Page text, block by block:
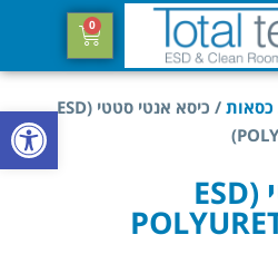
פתח
0
כסאות
/ כיסא אנטי סטטי (ESD
כיסא אנטי סטטי (ESD